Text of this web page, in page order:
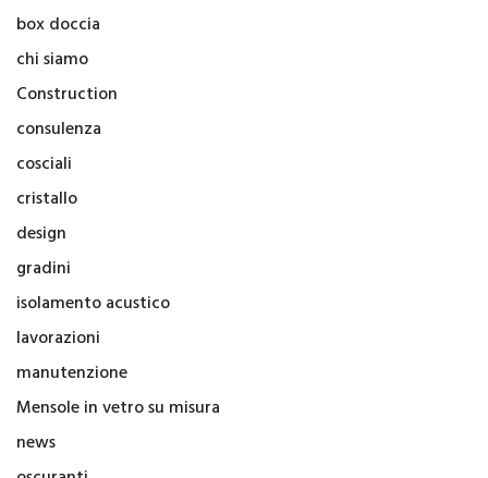
box doccia
chi siamo
Construction
consulenza
cosciali
cristallo
design
gradini
isolamento acustico
lavorazioni
manutenzione
Mensole in vetro su misura
news